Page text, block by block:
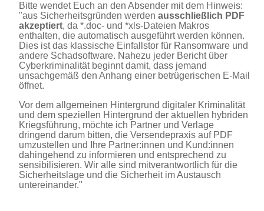
Bitte wendet Euch an den Absender mit dem Hinweis:
"aus Sicherheitsgründen werden ausschließlich PDF
akzeptiert, da *.doc- und *xls-Dateien Makros
enthalten, die automatisch ausgeführt werden können.
Dies ist das klassische Einfallstor für Ransomware und
andere Schadsoftware. Nahezu jeder Bericht über
Cyberkriminalität beginnt damit, dass jemand
unsachgemäß den Anhang einer betrügerischen E-Mail
öffnet.
Vor dem allgemeinen Hintergrund digitaler Kriminalität
und dem speziellen Hintergrund der aktuellen hybriden
Kriegsführung, möchte ich Partner und Verlage
dringend darum bitten, die Versendepraxis auf PDF
umzustellen und Ihre Partner:innen und Kund:innen
dahingehend zu informieren und entsprechend zu
sensibilisieren. Wir alle sind mitverantwortlich für die
Sicherheitslage und die Sicherheit im Austausch
untereinander."